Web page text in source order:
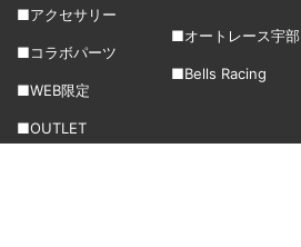
■アクセサリー
■コラボパーツ
■WEB限定
■OUTLET
■オートレース宇部
■Bells Racing